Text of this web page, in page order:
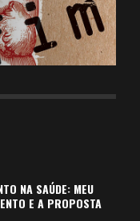
NA SAÚDE: MEU
E A PROPOSTA